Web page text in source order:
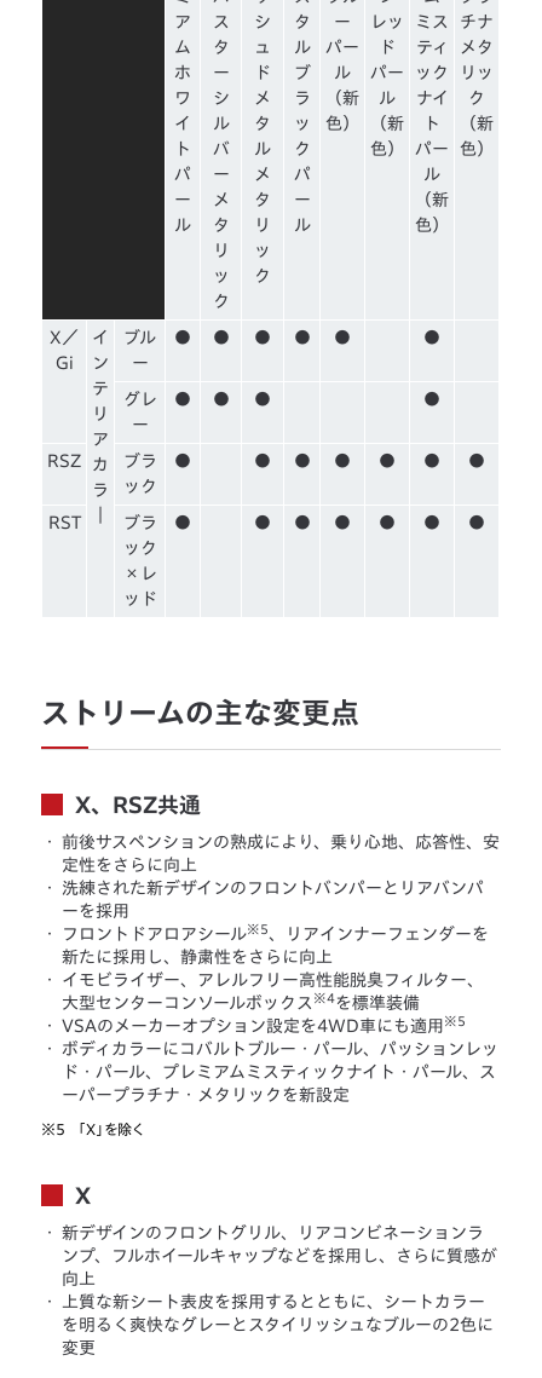
ア
ム
ホ
ワ
イ
ト
パ
ー
ル
ス
タ
ー
シ
ル
バ
ー
メ
タ
リ
ッ
ク
シ
ュ
ド
メ
タ
ル
メ
タ
リ
ッ
ク
タ
ル
ブ
ラ
ッ
ク
パ
ー
ル
ー
パー
ル
（新
色）
レッ
ド
パー
ル
（新
色）
ミス
ティ
ック
ナイ
ト
パー
ル
（新
色）
チナ
メタ
リッ
ク
（新
色）
X／
Gi
イ
ン
テ
リ
ア
カ
ラ
ブル
ー
● ● ● ● ● ●
グレ
ー
● ● ● ●
RSZ
ブラ
ック
● ● ● ● ● ● ●
RST
ブラ
ック
×レ
ッド
● ● ● ● ● ● ●
ストリームの主な変更点
X、RSZ共通
・
前後サスペンションの熟成により、乗り心地、応答性、安
定性をさらに向上
・
洗練された新デザインのフロントバンパーとリアバンパ
ーを採用
・
フロントドアロアシール※5、リアインナーフェンダーを
新たに採用し、静粛性をさらに向上
・
イモビライザー、アレルフリー高性能脱臭フィルター、
大型センターコンソールボックス ※4 を標準装備
・
VSAのメーカーオプション設定を4WD車にも適用 ※5
・
ボディカラーにコバルトブルー・パール、パッションレッ
ド・パール、プレミアムミスティックナイト・パール、ス
ーパープラチナ・メタリックを新設定
※5 「X」を除く
X
・
新デザインのフロントグリル、リアコンビネーションラ
ンプ、フルホイールキャップなどを採用し、さらに質感が
向上
・
上質な新シート表皮を採用するとともに、シートカラー
を明るく爽快なグレーとスタイリッシュなブルーの2色に
変更